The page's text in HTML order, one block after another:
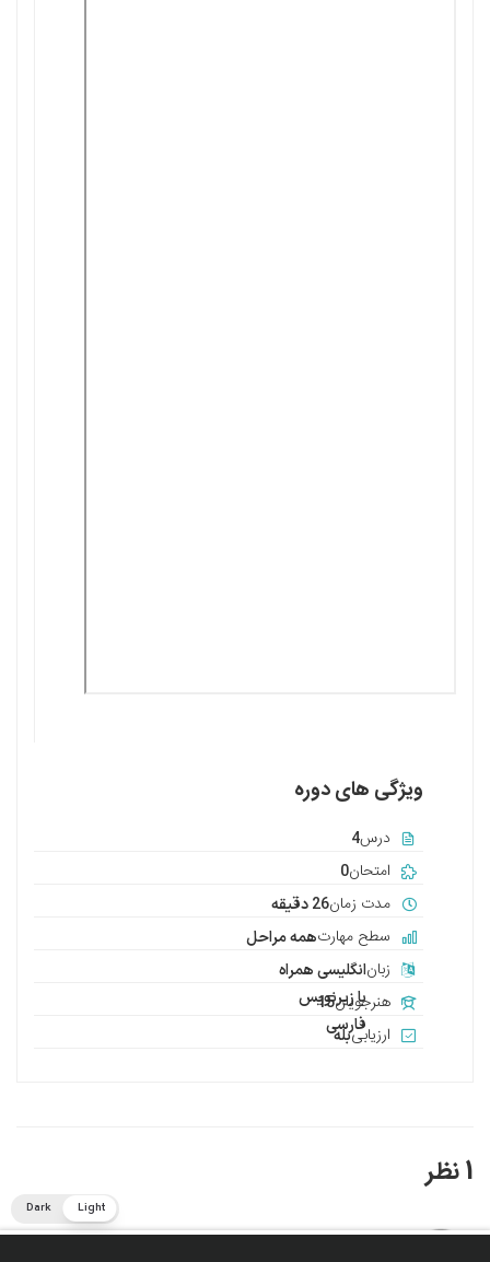
ویژگی های دوره
درس4
امتحان0
مدت زمان26 دقیقه
سطح مهارتهمه مراحل
زبانانگلیسی همراه
با زیرنویس
فارسی
هنرجویان15
ارزیابیبله
1 نظر
Light
Dark